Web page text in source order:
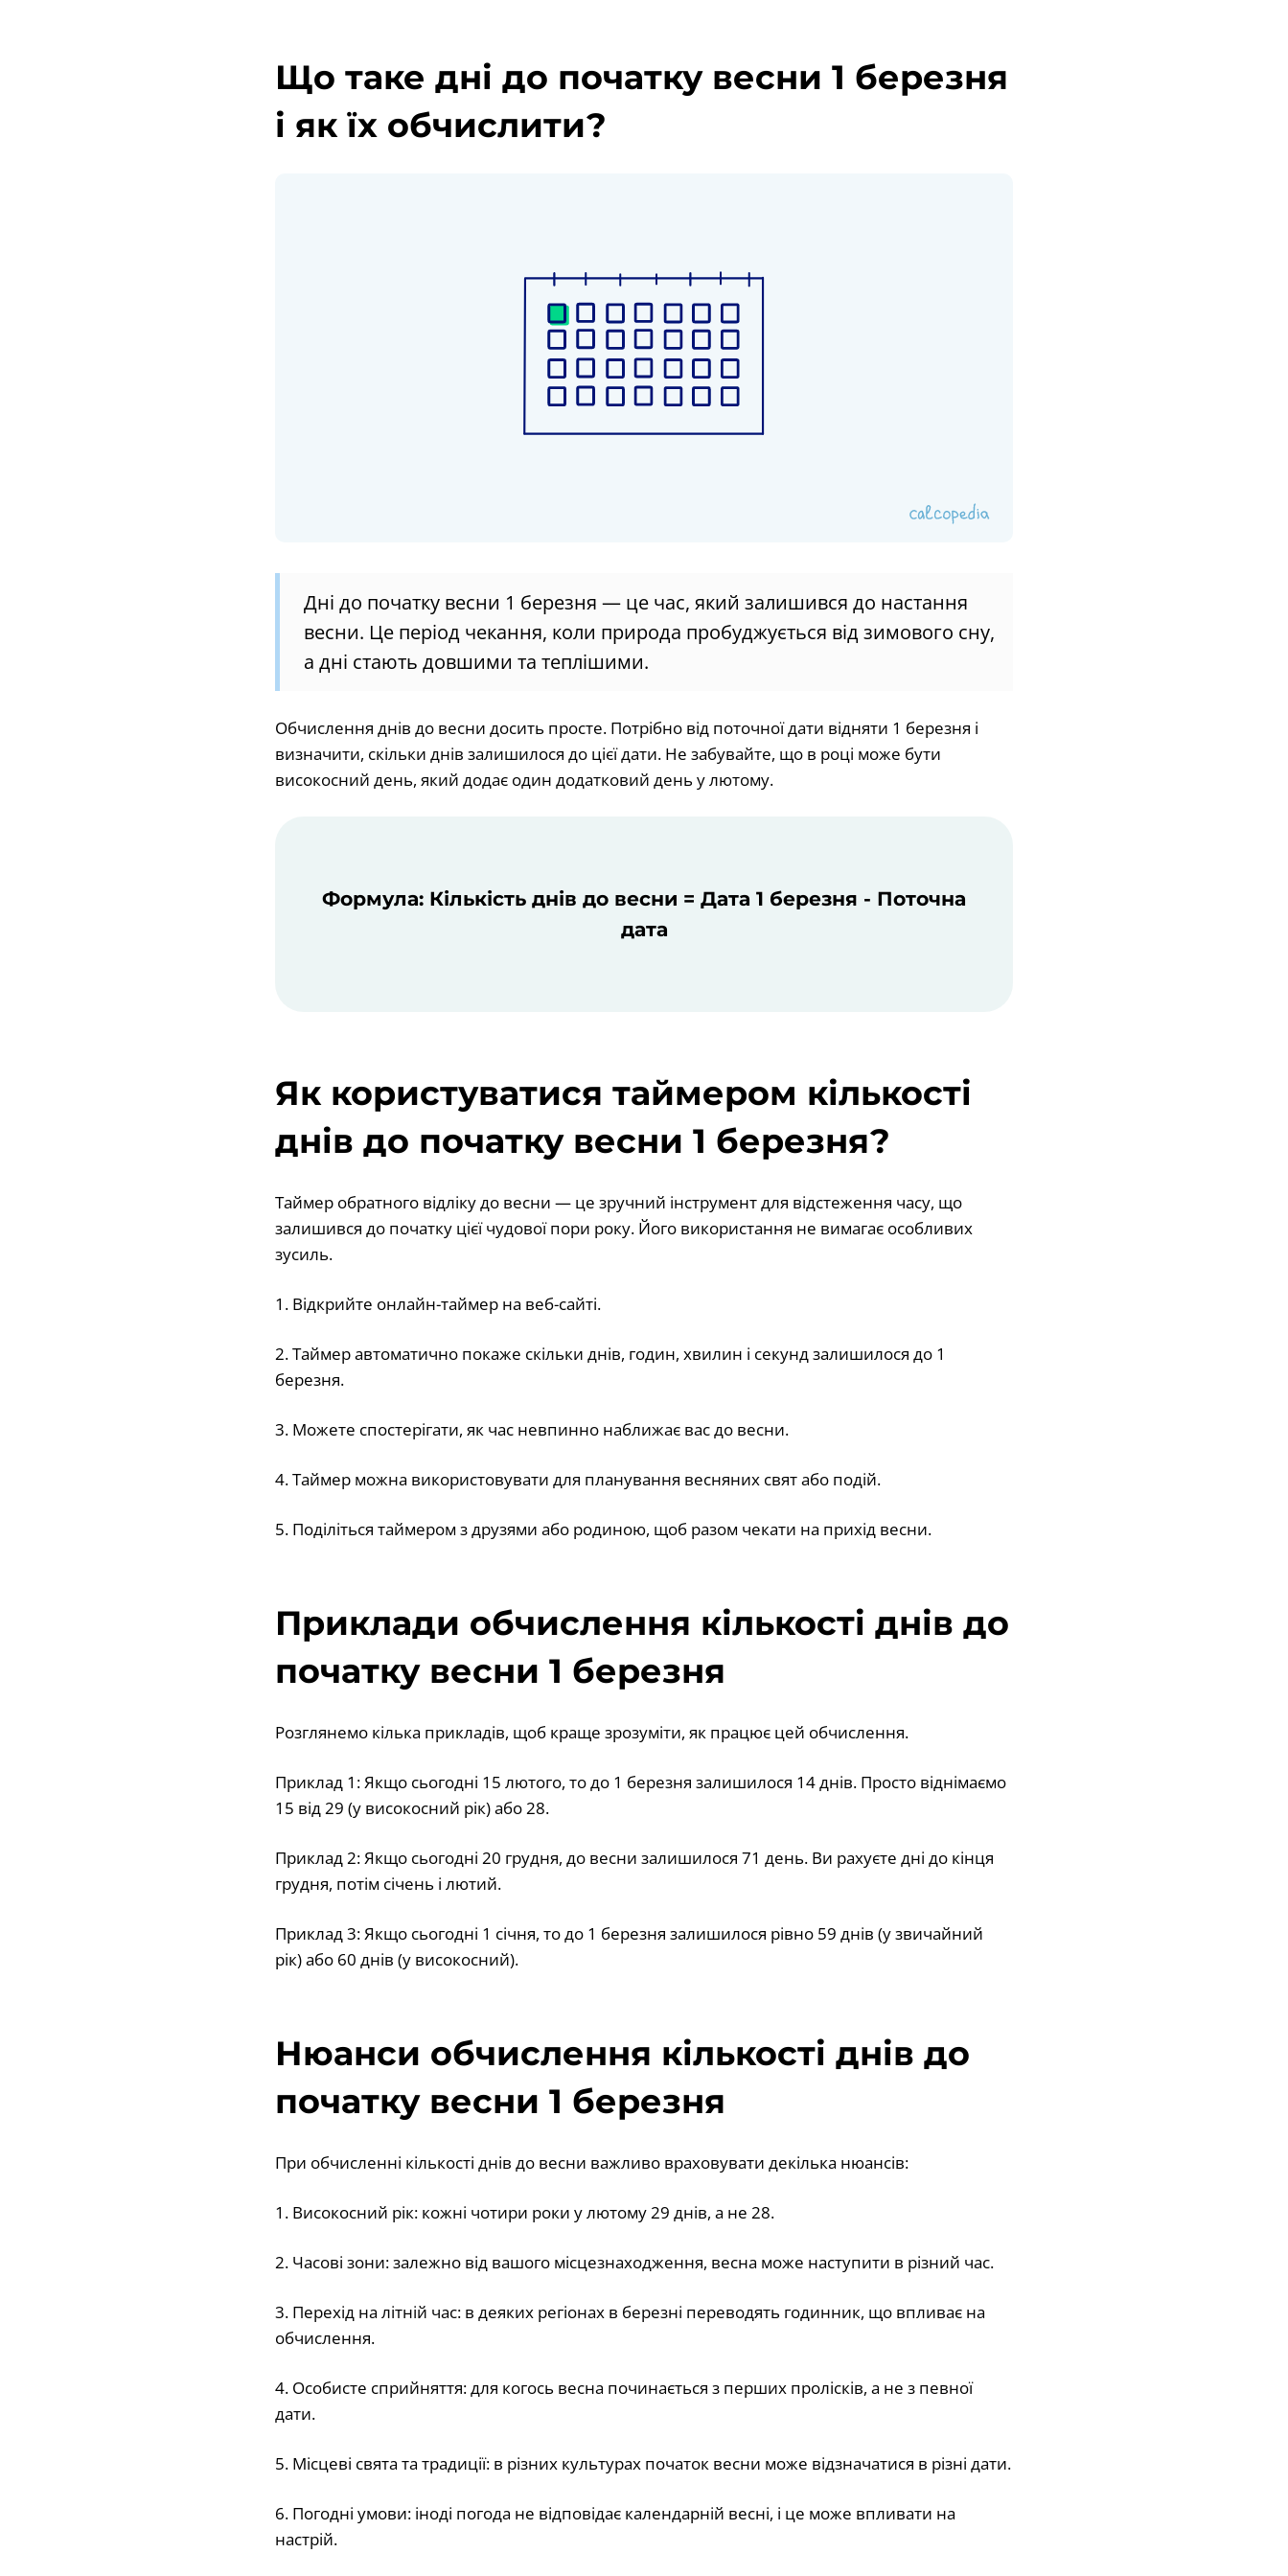
Що таке дні до початку весни 1 березня
і як їх обчислити?
Дні до початку весни 1 березня — це час, який залишився до настання
весни. Це період чекання, коли природа пробуджується від зимового сну,
а дні стають довшими та теплішими.
Обчислення днів до весни досить просте. Потрібно від поточної дати відняти 1 березня і
визначити, скільки днів залишилося до цієї дати. Не забувайте, що в році може бути
високосний день, який додає один додатковий день у лютому.
Формула: Кількість днів до весни = Дата 1 березня - Поточна
дата
Як користуватися таймером кількості
днів до початку весни 1 березня?
Таймер обратного відліку до весни — це зручний інструмент для відстеження часу, що
залишився до початку цієї чудової пори року. Його використання не вимагає особливих
зусиль.
1. Відкрийте онлайн-таймер на веб-сайті.
2. Таймер автоматично покаже скільки днів, годин, хвилин і секунд залишилося до 1
березня.
3. Можете спостерігати, як час невпинно наближає вас до весни.
4. Таймер можна використовувати для планування весняних свят або подій.
5. Поділіться таймером з друзями або родиною, щоб разом чекати на прихід весни.
Приклади обчислення кількості днів до
початку весни 1 березня
Розглянемо кілька прикладів, щоб краще зрозуміти, як працює цей обчислення.
Приклад 1: Якщо сьогодні 15 лютого, то до 1 березня залишилося 14 днів. Просто віднімаємо
15 від 29 (у високосний рік) або 28.
Приклад 2: Якщо сьогодні 20 грудня, до весни залишилося 71 день. Ви рахуєте дні до кінця
грудня, потім січень і лютий.
Приклад 3: Якщо сьогодні 1 січня, то до 1 березня залишилося рівно 59 днів (у звичайний
рік) або 60 днів (у високосний).
Нюанси обчислення кількості днів до
початку весни 1 березня
При обчисленні кількості днів до весни важливо враховувати декілька нюансів:
1. Високосний рік: кожні чотири роки у лютому 29 днів, а не 28.
2. Часові зони: залежно від вашого місцезнаходження, весна може наступити в різний час.
3. Перехід на літній час: в деяких регіонах в березні переводять годинник, що впливає на
обчислення.
4. Особисте сприйняття: для когось весна починається з перших пролісків, а не з певної
дати.
5. Місцеві свята та традиції: в різних культурах початок весни може відзначатися в різні дати.
6. Погодні умови: іноді погода не відповідає календарній весні, і це може впливати на
настрій.